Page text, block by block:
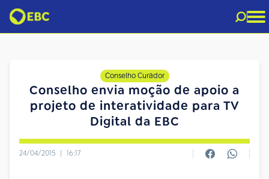
Conselho Curador
Conselho envia moção de apoio a
projeto de interatividade para TV
Digital da EBC
24/04/2015 | 16:17